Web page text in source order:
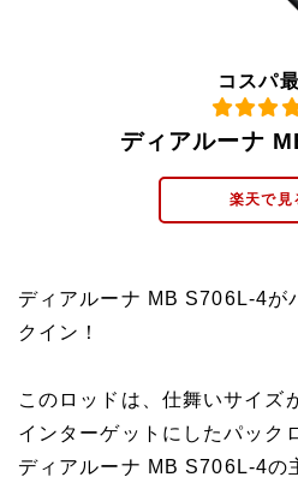
コスパ
ディアルーナ
楽天で見
ディアルーナ MB S706L-4が
クイン！
このロッドは、仕舞いサイズ
インターゲットにしたパック
ディアルーナ MB S706L-4の